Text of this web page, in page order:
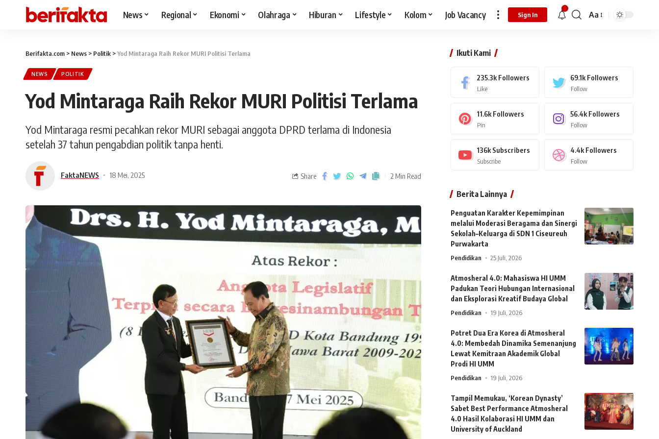
News Regional Ekonomi Olahraga Hiburan Lifestyle Kolom Job Vacancy Sign In Aa
Berifakta.com > News > Politik >Yod Mintaraga Raih Rekor MURI Politisi Terlama
NEWS POLITIK
Yod Mintaraga Raih Rekor MURI Politisi Terlama
Yod Mintaraga resmi pecahkan rekor MURI sebagai anggota DPRD terlama di Indonesia
setelah 37 tahun pengabdian politik tanpa henti.
FaktaNEWS 18 Mei, 2025 Share 2 Min Read
Ikuti Kami
235.3k Followers
Like
69.1k Followers
Follow
11.6k Followers
Pin
56.4k Followers
Follow
136k Subscribers
Subscribe
4.4k Followers
Follow
Berita Lainnya
Penguatan Karakter Kepemimpinan
melalui Moderasi Beragama dan Sinergi
Sekolah–Keluarga di SDN 1 Ciseureuh
Purwakarta
Pendidikan 25 Juli, 2026
Atmosheral 4.0: Mahasiswa HI UMM
Padukan Teori Hubungan Internasional
dan Eksplorasi Kreatif Budaya Global
Pendidikan 19 Juli, 2026
Potret Dua Era Korea di Atmosheral
4.0: Membedah Dinamika Semenanjung
Lewat Kemitraan Akademik Global
Prodi HI UMM
Pendidikan 19 Juli, 2026
Tampil Memukau, ‘Korean Dynasty’
Sabet Best Performance Atmosheral
4.0 Hasil Kolaborasi HI UMM dan
University of Auckland